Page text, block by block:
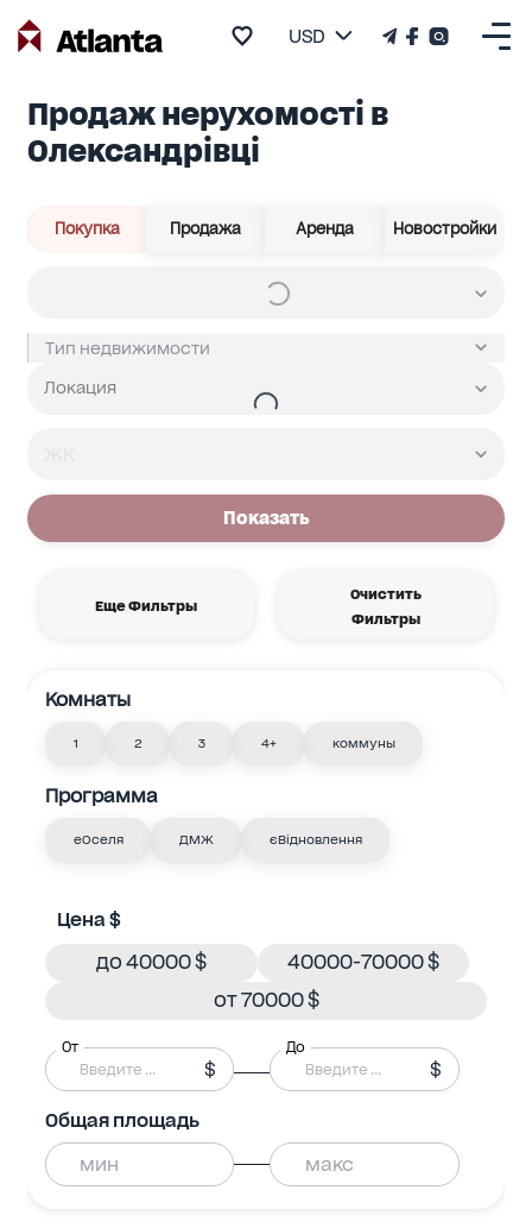
USD
Продаж нерухомості в
Олександрівці
Покупка Продажа Аренда Новостройки
Показать
Еще Фильтры
Очистить
Фильтры
Комнаты
1 2 3 4+ коммуны
Программа
еОселя ДМЖ єВідновлення
Цена $
до 40000 $
40000-70000 $
от 70000 $
От
$
До
$
Общая площадь